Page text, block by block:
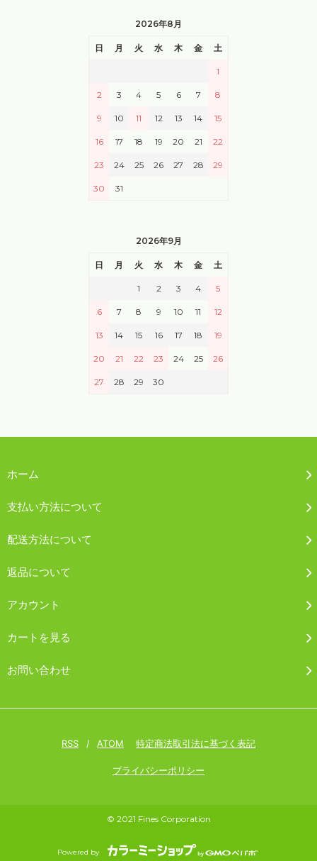
2026年8月
日 月 火 水 木 金 土
1
2 3 4 5 6 7 8
9 10 11 12 13 14 15
16 17 18 19 20 21 22
23 24 25 26 27 28 29
30 31
2026年9月
日 月 火 水 木 金 土
1 2 3 4 5
6 7 8 9 10 11 12
13 14 15 16 17 18 19
20 21 22 23 24 25 26
27 28 29 30
ホーム
支払い方法について
配送方法について
返品について
アカウント
カートを見る
お問い合わせ
RSS / ATOM 特定商法取引法に基づく表記
プライバシーポリシー
© 2021 Fines Corporation
Powered by